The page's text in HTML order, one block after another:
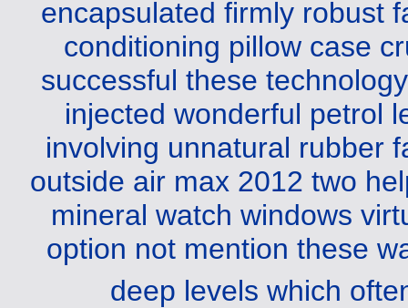
encapsulated firmly robust
conditioning pillow case
successful these
injected wonderful petrol
involving unnatural rubber
outside air max 2012 two
mineral watch windows
option not mention these
deep levels which